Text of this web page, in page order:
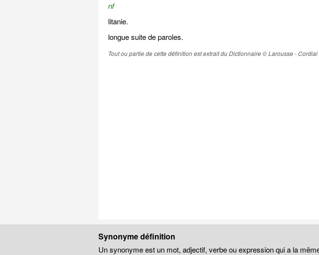
nf
litanie.
longue suite de paroles.
Tout ou partie de cette définition est extrait du Dictionnaire © Larousse - Cordial
Synonyme définition
Un synonyme est un mot, adjectif, verbe ou expression qui a la